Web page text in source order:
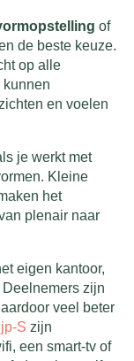
of
de beste keuze.
op alle
kunnen
en voelen
je werkt met
Kleine
het
plenair naar
eigen kantoor,
zijn
veel beter
S zijn
een smart-tv of